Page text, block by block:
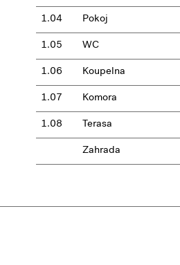
1.04 Pokoj
1.05 WC
1.06 Koupelna
1.07 Komora
1.08 Terasa
Zahrada